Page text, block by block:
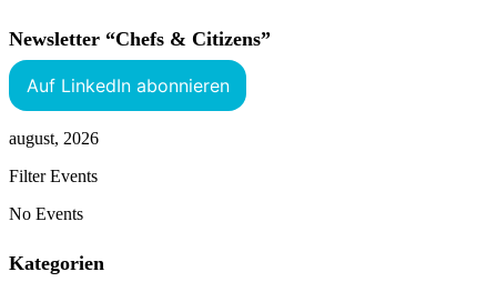
Newsletter “Chefs & Citizens”
Auf LinkedIn abonnieren
august, 2026
Filter Events
No Events
Kategorien